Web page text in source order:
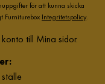
för att kunna skicka
Furniturebox Integritetspolicy.
till Mina sidor.